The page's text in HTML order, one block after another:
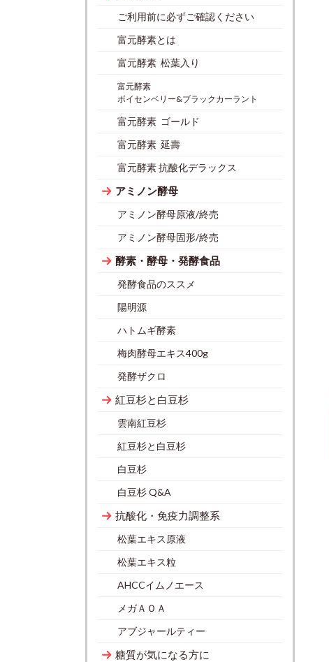
ご利用前に必ずご確認ください
富元酵素とは
富元酵素 松葉入り
富元酵素
ボイセンベリー&ブラックカーラント
富元酵素 ゴールド
富元酵素 延壽
富元酵素 抗酸化デラックス
アミノン酵母
アミノン酵母原液/終売
アミノン酵母固形/終売
酵素・酵母・発酵食品
発酵食品のススメ
陽明源
ハトムギ酵素
梅肉酵母エキス400g
発酵ザクロ
紅豆杉と白豆杉
雲南紅豆杉
紅豆杉と白豆杉
白豆杉
白豆杉 Q&A
抗酸化・免疫力調整系
松葉エキス原液
松葉エキス粒
AHCCイムノエース
メガＡＯＡ
アブジャールティー
糖質が気になる方に